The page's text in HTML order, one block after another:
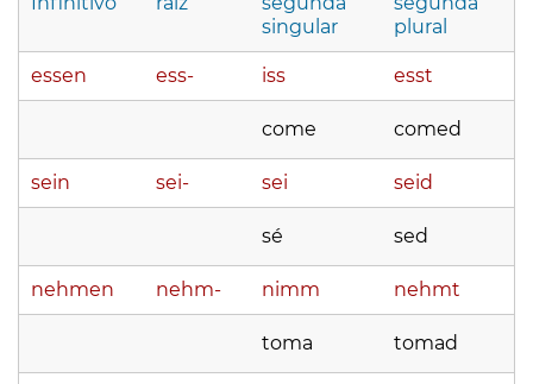
singular
plural
essen ess- iss esst
come comed
sein sei- sei seid
sé sed
nehmen nehm- nimm nehmt
toma tomad